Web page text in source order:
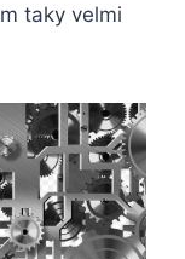
taky velmi